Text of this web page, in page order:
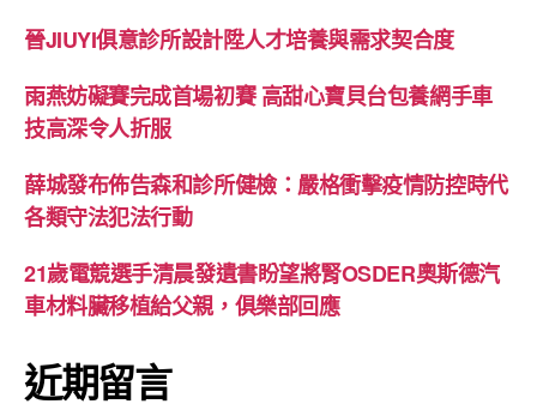
晉JIUYI俱意診所設計陞人才培養與需求契合度
雨燕妨礙賽完成首場初賽 高甜心寶貝台包養網手車
技高深令人折服
薛城發布佈告森和診所健檢：嚴格衝擊疫情防控時代
各類守法犯法行動
21歲電競選手清晨發遺書盼望將腎OSDER奧斯德汽
車材料臟移植給父親，俱樂部回應
近期留言